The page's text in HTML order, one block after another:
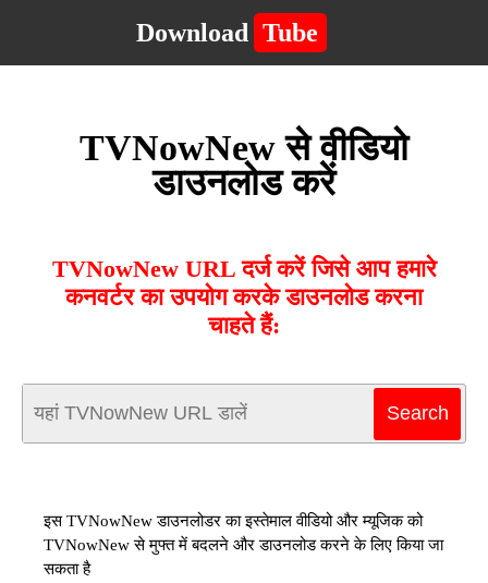
Download Tube
TVNowNew से वीडियो
डाउनलोड करें
TVNowNew URL दर्ज करें जिसे आप हमारे
कनवर्टर का उपयोग करके डाउनलोड करना
चाहते हैं:
इस TVNowNew डाउनलोडर का इस्तेमाल वीडियो और म्यूजिक को
TVNowNew से मुफ्त में बदलने और डाउनलोड करने के लिए किया जा
सकता है